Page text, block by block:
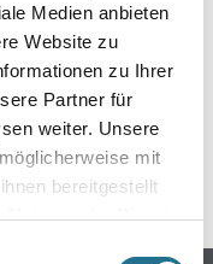
Medien anbieten
Website zu
zu Ihrer
Partner für
weiter. Unsere
mit
bereitgestellt
Nutzung der Dienste
der Lösung und
möglich beheben.
Online-Shop
SHOP